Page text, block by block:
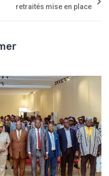
retraités mise en place